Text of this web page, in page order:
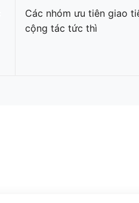
Các nhóm ưu tiên giao
cộng tác tức thì